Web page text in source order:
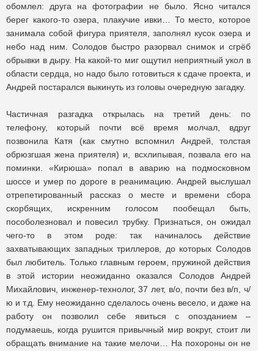
обомлел: друга на фотографии не было. Ясно читался
берег какого-то озера, плакучие ивки… То место, которое
занимала собой фигура приятеля, заполнял кусок озера и
небо над ним. Солодов быстро разорвал снимок и сгрёб
обрывки в дыру. На какой-то миг ощутил неприятный укол в
области сердца, но надо было готовиться к сдаче проекта, и
Андрей постарался выкинуть из головы очередную загадку.
Частичная разгадка открылась на третий день: по
телефону, который почти всё время молчал, вдруг
позвонила Катя (как смутно вспомнил Андрей, толстая
обрюзгшая жена приятеля) и, всхлипывая, позвала его на
поминки. «Кирюша» попал в аварию на подмосковном
шоссе и умер по дороге в реанимацию. Андрей выслушал
отрепетированный рассказ о месте и времени сбора
скорбящих, искренним голосом пообещал быть,
пособолезновал и повесил трубку. Признаться, он ожидал
чего-то в этом роде: так начиналось действие
захватывающих западных триллеров, до которых Солодов
был любитель. Только главным героем, пружиной действия
в этой истории неожиданно оказался Солодов Андрей
Михайлович, инженер-технолог, 37 лет, в/о, почти без в/п, ч/
ю и т.д. Ему неожиданно сделалось очень весело, и даже на
работу он позволил себе явиться с опозданием –
подумаешь, когда рушится привычный мир вокруг, стоит ли
обращать внимание на такие мелочи… На похороны он не